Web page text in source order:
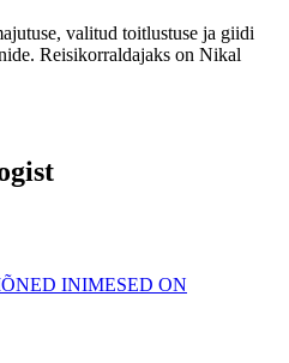
valitud toitlustuse ja giidi
Reisikorraldajaks on Nikal
INIMESED ON